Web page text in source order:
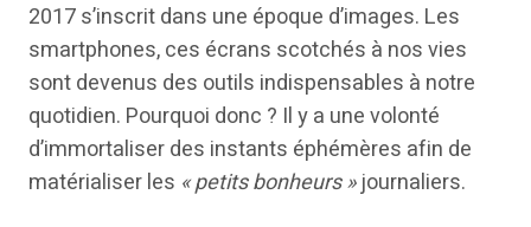
2017 s’inscrit dans une époque d’images. Les
smartphones, ces écrans scotchés à nos vies
sont devenus des outils indispensables à notre
quotidien. Pourquoi donc ? Il y a une volonté
d’immortaliser des instants éphémères afin de
matérialiser les « petits bonheurs »journaliers.